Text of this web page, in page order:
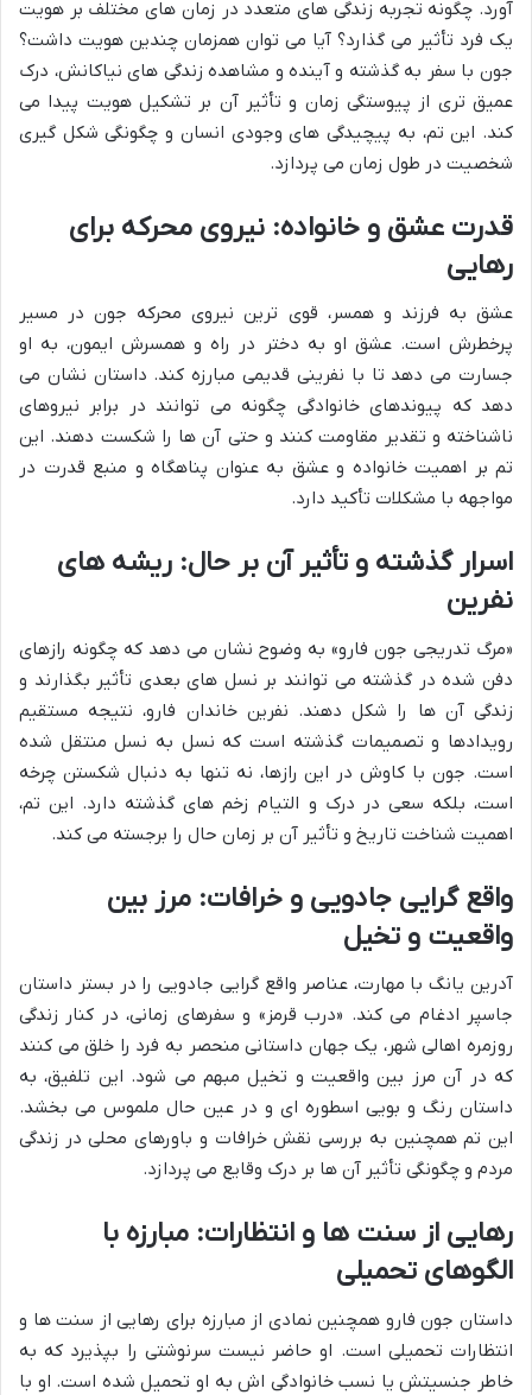
آورد. چگونه تجربه زندگی های متعدد در زمان های مختلف بر هویت
یک فرد تأثیر می گذارد؟ آیا می توان همزمان چندین هویت داشت؟
جون با سفر به گذشته و آینده و مشاهده زندگی های نیاکانش، درک
عمیق تری از پیوستگی زمان و تأثیر آن بر تشکیل هویت پیدا می
کند. این تم، به پیچیدگی های وجودی انسان و چگونگی شکل گیری
شخصیت در طول زمان می پردازد.
قدرت عشق و خانواده: نیروی محرکه برای
رهایی
عشق به فرزند و همسر، قوی ترین نیروی محرکه جون در مسیر
پرخطرش است. عشق او به دختر در راه و همسرش ایمون، به او
جسارت می دهد تا با نفرینی قدیمی مبارزه کند. داستان نشان می
دهد که پیوندهای خانوادگی چگونه می توانند در برابر نیروهای
ناشناخته و تقدیر مقاومت کنند و حتی آن ها را شکست دهند. این
تم بر اهمیت خانواده و عشق به عنوان پناهگاه و منبع قدرت در
مواجهه با مشکلات تأکید دارد.
اسرار گذشته و تأثیر آن بر حال: ریشه های
نفرین
«مرگ تدریجی جون فارو» به وضوح نشان می دهد که چگونه رازهای
دفن شده در گذشته می توانند بر نسل های بعدی تأثیر بگذارند و
زندگی آن ها را شکل دهند. نفرین خاندان فارو، نتیجه مستقیم
رویدادها و تصمیمات گذشته است که نسل به نسل منتقل شده
است. جون با کاوش در این رازها، نه تنها به دنبال شکستن چرخه
است، بلکه سعی در درک و التیام زخم های گذشته دارد. این تم،
اهمیت شناخت تاریخ و تأثیر آن بر زمان حال را برجسته می کند.
واقع گرایی جادویی و خرافات: مرز بین
واقعیت و تخیل
آدرین یانگ با مهارت، عناصر واقع گرایی جادویی را در بستر داستان
جاسپر ادغام می کند. «درب قرمز» و سفرهای زمانی، در کنار زندگی
روزمره اهالی شهر، یک جهان داستانی منحصر به فرد را خلق می کنند
که در آن مرز بین واقعیت و تخیل مبهم می شود. این تلفیق، به
داستان رنگ و بویی اسطوره ای و در عین حال ملموس می بخشد.
این تم همچنین به بررسی نقش خرافات و باورهای محلی در زندگی
مردم و چگونگی تأثیر آن ها بر درک وقایع می پردازد.
رهایی از سنت ها و انتظارات: مبارزه با
الگوهای تحمیلی
داستان جون فارو همچنین نمادی از مبارزه برای رهایی از سنت ها و
انتظارات تحمیلی است. او حاضر نیست سرنوشتی را بپذیرد که به
خاطر جنسیتش یا نسب خانوادگی اش به او تحمیل شده است. او با